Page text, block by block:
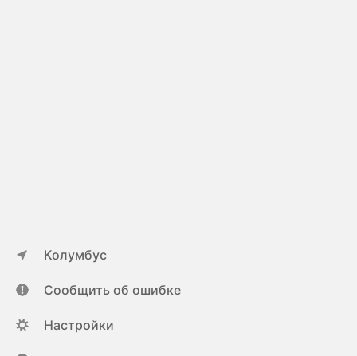
Колумбус
Сообщить об ошибке
Настройки